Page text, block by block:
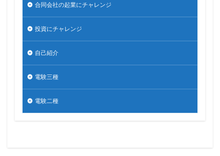
合同会社の起業にチャレンジ
投資にチャレンジ
自己紹介
電験三種
電験二種